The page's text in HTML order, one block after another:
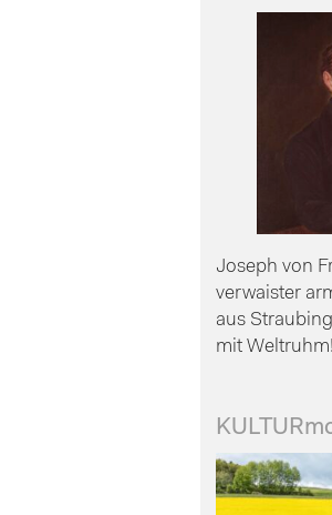
Joseph von
verwaister
aus
mit